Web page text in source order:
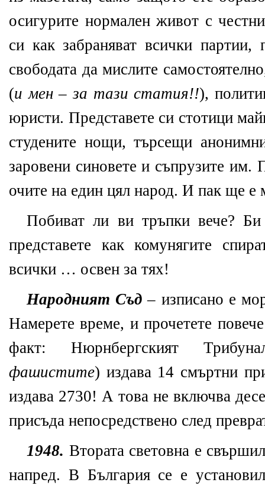
осигурите нормален живот с
си как забраняват всички партии,
свободата да мислите
(и мен – за тази статия!!),
юристи. Представете си стотици
студените нощи, търсещи
заровени синовете и съпрузите им.
очите на един цял народ. И пак ще е
Побиват ли ви тръпки вече?
представете как комунягите
всички … освен за тях!
Народният Съд – изписано е
Намерете време, и прочетете
факт: Нюрнбергският
фашистите) издава 14 смъртни
издава 2730! А това не включва
присъда непосредствено след
1948. Втората световна е
напред. В България се е